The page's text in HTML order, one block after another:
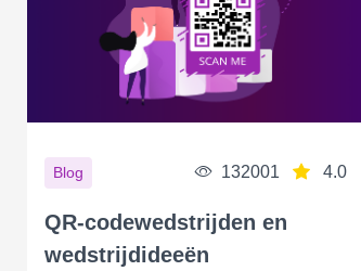
Blog 132001 4.0
QR-codewedstrijden en
wedstrijdideeën